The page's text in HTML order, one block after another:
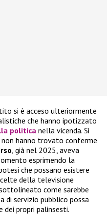
si è acceso ulteriormente
che hanno ipotizzato
politica nella vicenda. Si
hanno trovato conferme
, già nel 2025, aveva
esprimendo la
che possano esistere
della televisione
come sarebbe
di servizio pubblico possa
dei propri palinsesti.